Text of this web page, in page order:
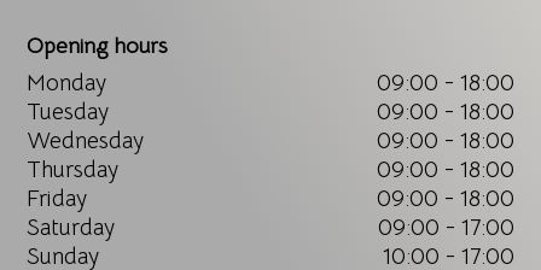
Opening hours
Monday
09:00 - 18:00
Tuesday
09:00 - 18:00
Wednesday
09:00 - 18:00
Thursday
09:00 - 18:00
Friday
09:00 - 18:00
Saturday
09:00 - 17:00
Sunday
10:00 - 17:00